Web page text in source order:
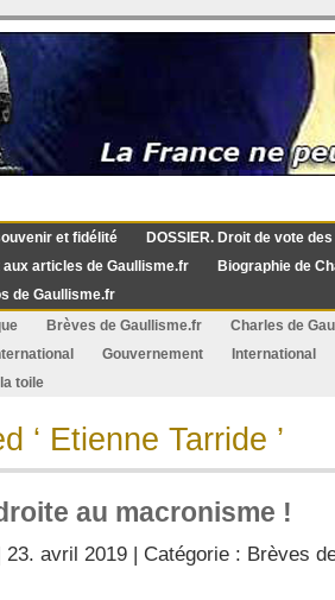
et fidélité
DOSSIER. Droit de vote
aux articles de Gaullisme.fr
Biographie de
de Gaullisme.fr
Brèves de Gaullisme.fr
Charles de
Gouvernement
International
toile
‘ Etienne Tarride ’
au macronisme !
23. avril 2019 | Catégorie : Brèves